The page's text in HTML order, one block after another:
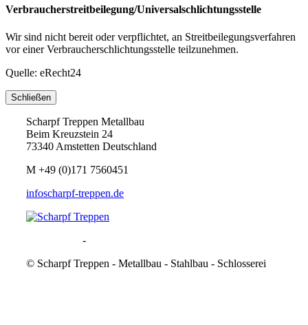
Verbraucherstreitbeilegung/Universalschlichtungsstelle
Wir sind nicht bereit oder verpflichtet, an Streitbeilegungsverfahren
vor einer Verbraucherschlichtungsstelle teilzunehmen.
Quelle: eRecht24
Schließen
Scharpf Treppen Metallbau
Beim Kreuzstein 24
73340 Amstetten Deutschland
M +49 (0)171 7560451
infoscharpf-treppen.de
-
© Scharpf Treppen - Metallbau - Stahlbau - Schlosserei